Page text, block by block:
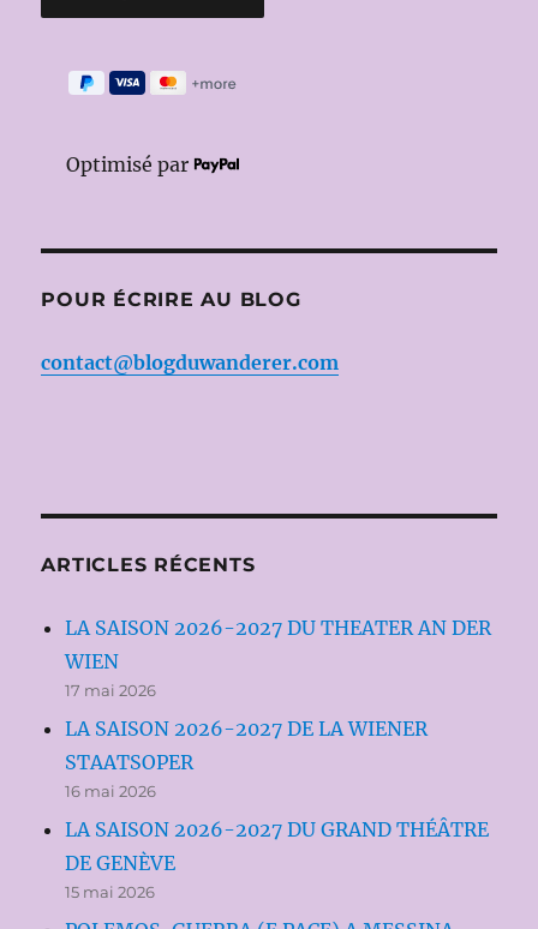
Optimisé par
POUR ÉCRIRE AU BLOG
contact@blogduwanderer.com
ARTICLES RÉCENTS
LA SAISON 2026-2027 DU THEATER AN DER
WIEN
17 mai 2026
LA SAISON 2026-2027 DE LA WIENER
STAATSOPER
16 mai 2026
LA SAISON 2026-2027 DU GRAND THÉÂTRE
DE GENÈVE
15 mai 2026